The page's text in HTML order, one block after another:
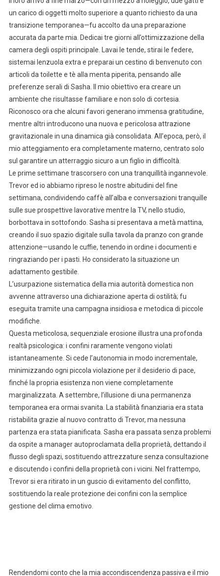
un carico di oggetti molto superiore a quanto richiesto da una
transizione temporanea—fu accolto da una preparazione
accurata da parte mia. Dedicai tre giorni all’ottimizzazione della
camera degli ospiti principale. Lavai le tende, stirai le federe,
sistemai lenzuola extra e preparai un cestino di benvenuto con
articoli da toilette e tè alla menta piperita, pensando alle
preferenze serali di Sasha. Il mio obiettivo era creare un
ambiente che risultasse familiare e non solo di cortesia.
Riconosco ora che alcuni favori generano immensa gratitudine,
mentre altri introducono una nuova e pericolosa attrazione
gravitazionale in una dinamica già consolidata. All’epoca, però, il
mio atteggiamento era completamente materno, centrato solo
sul garantire un atterraggio sicuro a un figlio in difficoltà.
Le prime settimane trascorsero con una tranquillità ingannevole.
Trevor ed io abbiamo ripreso le nostre abitudini del fine
settimana, condividendo caffè all’alba e conversazioni tranquille
sulle sue prospettive lavorative mentre la TV, nello studio,
borbottava in sottofondo. Sasha si presentava a metà mattina,
creando il suo spazio digitale sulla tavola da pranzo con grande
attenzione—usando le cuffie, tenendo in ordine i documenti e
ringraziando per i pasti. Ho considerato la situazione un
adattamento gestibile.
L’usurpazione sistematica della mia autorità domestica non
avvenne attraverso una dichiarazione aperta di ostilità; fu
eseguita tramite una campagna insidiosa e metodica di piccole
modifiche.
Questa meticolosa, sequenziale erosione illustra una profonda
realtà psicologica: i confini raramente vengono violati
istantaneamente. Si cede l’autonomia in modo incrementale,
minimizzando ogni piccola violazione per il desiderio di pace,
finché la propria esistenza non viene completamente
marginalizzata. A settembre, l’illusione di una permanenza
temporanea era ormai svanita. La stabilità finanziaria era stata
ristabilita grazie al nuovo contratto di Trevor, ma nessuna
partenza era stata pianificata. Sasha era passata senza problemi
da ospite a manager autoproclamata della proprietà, dettando il
flusso degli spazi, sostituendo attrezzature senza consultazione
e discutendo i confini della proprietà con i vicini. Nel frattempo,
Trevor si era ritirato in un guscio di evitamento del conflitto,
sostituendo la reale protezione dei confini con la semplice
gestione del clima emotivo.
Rendendomi conto che la mia accondiscendenza passiva e il mio